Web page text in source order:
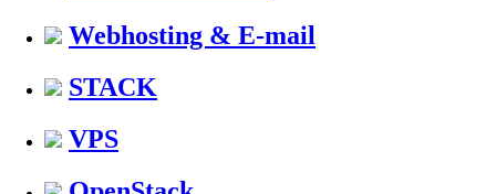
Webhosting & E-mail
STACK
VPS